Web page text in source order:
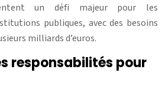
un défi majeur pour les
publiques, avec des besoins
milliards d’euros.
responsabilités pour